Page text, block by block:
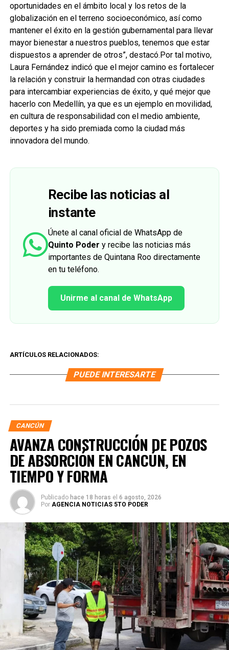
oportunidades en el ámbito local y los retos de la
globalización en el terreno socioeconómico, así como
mantener el éxito en la gestión gubernamental para llevar
mayor bienestar a nuestros pueblos, tenemos que estar
dispuestos a aprender de otros”, destacó.Por tal motivo,
Laura Fernández indicó que el mejor camino es fortalecer
la relación y construir la hermandad con otras ciudades
para intercambiar experiencias de éxito, y qué mejor que
hacerlo con Medellín, ya que es un ejemplo en movilidad,
en cultura de responsabilidad con el medio ambiente,
deportes y ha sido premiada como la ciudad más
innovadora del mundo.
Recibe las noticias al
instante
Únete al canal oficial de WhatsApp de
Quinto Poder y recibe las noticias más
importantes de Quintana Roo directamente
en tu teléfono.
Unirme al canal de WhatsApp
ARTÍCULOS RELACIONADOS:
PUEDE INTERESARTE
CANCÚN
AVANZA CONSTRUCCIÓN DE POZOS
DE ABSORCIÓN EN CANCÚN, EN
TIEMPO Y FORMA
Publicado hace 18 horas el 6 agosto, 2026
Por AGENCIA NOTICIAS 5TO PODER